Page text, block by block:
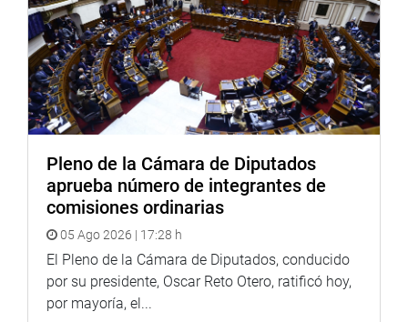
mayor nivel de intervención, transparentar los costos,
cuántos recursos son usados durante el proceso, en lo
financiero y lo humano”, finalizó no sin antes resaltar que
convocará una siguiente reunión para el 12 de julio en la
que espera se presenten los ministros de los sectores
involucrados.. (MCGH)
PRENSA CONGRESO 04-07-18
Puede encontrar más información en nuestra página web
y redes sociales.
Heraldo:goo.gl/Ty5Tto
Portal: http://www.congreso.gob.pe/
Pleno de la Cámara de Diputados
aprueba número de integrantes de
comisiones ordinarias
05 Ago 2026 | 17:28 h
El Pleno de la Cámara de Diputados, conducido
por su presidente, Oscar Reto Otero, ratificó hoy,
por mayoría, el...